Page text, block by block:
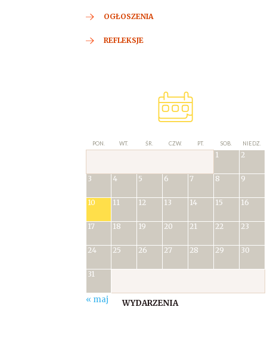
OGŁOSZENIA
REFLEKSJE
PON. WT. ŚR. CZW. PT. SOB. NIEDZ.
1 2
3 4 5 6 7 8 9
10 11 12 13 14 15 16
17 18 19 20 21 22 23
24 25 26 27 28 29 30
31
« maj WYDARZENIA